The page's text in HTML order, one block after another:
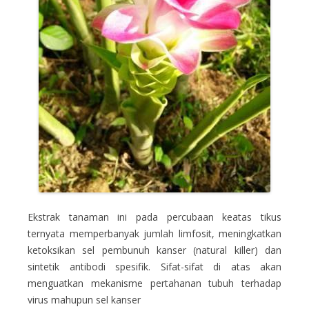
Ekstrak tanaman ini pada percubaan keatas tikus
ternyata memperbanyak jumlah limfosit, meningkatkan
ketoksikan sel pembunuh kanser (natural killer) dan
sintetik antibodi spesifik. Sifat-sifat di atas akan
menguatkan mekanisme pertahanan tubuh terhadap
virus mahupun sel kanser